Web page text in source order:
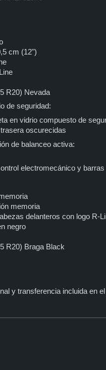
cm (12")
R20) Nevada
de seguridad:
en vidrio compuesto de
oscurecidas
de balanceo activa:
electromecánico y
memoria
delanteros con logo R-
negro
R20) Braga Black
y transferencia incluida en